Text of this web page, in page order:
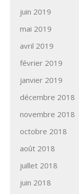
juin 2019
mai 2019
avril 2019
février 2019
janvier 2019
décembre 2018
novembre 2018
octobre 2018
août 2018
juillet 2018
juin 2018